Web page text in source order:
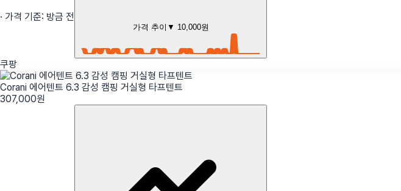
· 가격 기준: 방금 전
가격 추이 ▼ 10,000원
쿠팡
Corani 에어텐트 6.3 감성 캠핑 거실형 타프텐트
307,000원